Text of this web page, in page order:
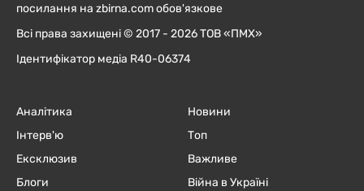
посилання на zbirna.com обов'язкове
Всі права захищені © 2017 - 2026 ТОВ «ПМХ»
Ідентифікатор медіа R40-06374
Аналітика
Інтерв'ю
Ексклюзив
Блоги
Новини
Топ
Важливе
Війна в Україні